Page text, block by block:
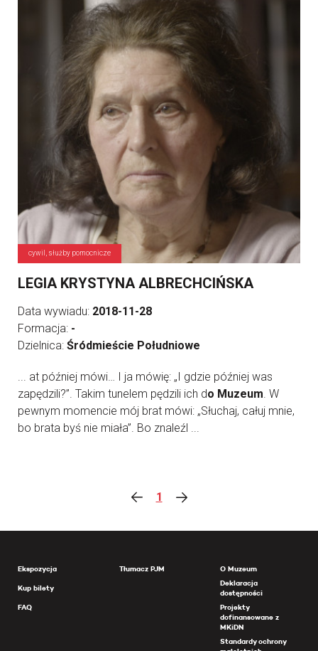
cywil, służby pomocnicze
LEGIA KRYSTYNA ALBRECHCIŃSKA
Data wywiadu: 2018-11-28
Formacja: -
Dzielnica: Śródmieście Południowe
... at później mówi… I ja mówię: „I gdzie później was
zapędzili?”. Takim tunelem pędzili ich do Muzeum. W
pewnym momencie mój brat mówi: „Słuchaj, całuj mnie,
bo brata byś nie miała”. Bo znaleźl ...
1
Ekspozycja
Kup bilety
FAQ
Tłumacz PJM
O Muzeum
Deklaracja
dostępności
Projekty
dofinansowane z
MKiDN
Standardy ochrony